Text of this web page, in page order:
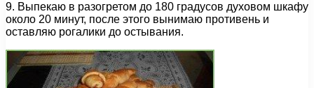
9. Выпекаю в разогретом до 180 градусов духовом шкафу
около 20 минут, после этого вынимаю противень и
оставляю рогалики до остывания.